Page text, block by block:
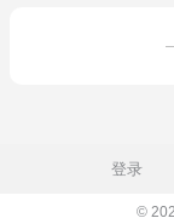
登录
©